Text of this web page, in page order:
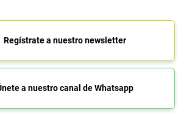
Regístrate a nuestro newsletter
a nuestro canal de Whatsapp